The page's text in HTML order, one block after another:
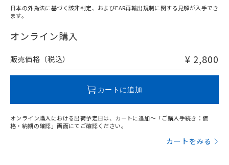
在庫等で未対応品が混在する可能性があります。
問い合わせください。
日本の外為法に基づく該非判定、およびEAR再輸出規制に関する見解が入手でき
ます。
オンライン購入
販売価格（税込） ¥ 2,800
カートに追加
オンライン購入における出荷予定日は、カートに追加～「ご購入手続き：価
格・納期の確認」画面にてご確認ください。
カートをみる